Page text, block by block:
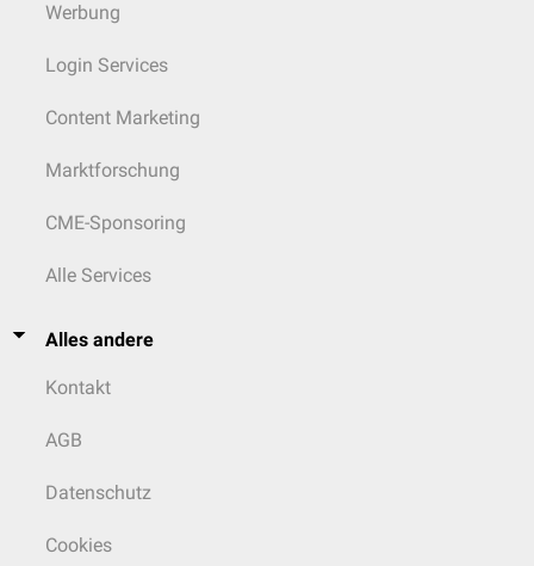
Werbung
Login Services
Content Marketing
Marktforschung
CME-Sponsoring
Alle Services
Alles andere
Kontakt
AGB
Datenschutz
Cookies